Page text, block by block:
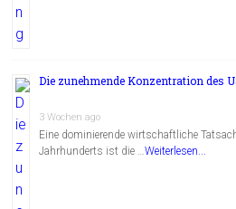
Die zunehmende Konzentration des
3 Wochen ago
Eine dominierende wirtschaftliche
Jahrhunderts ist die …Weiterlesen...